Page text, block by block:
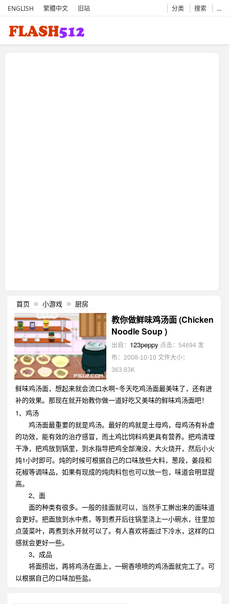
ENGLISH 繁體中文 旧站 分类 搜索 …
首页 » 小游戏 » 厨房
教你做鲜味鸡汤面 (Chicken
Noodle Soup )
出自： 123peppy 点击：54694 发
布：2008-10-10 文件大小：
363.83K
鲜味鸡汤面，想起来就会流口水啊~冬天吃鸡汤面最美味了，还有进
补的效果。那现在就开始教你做一道好吃又美味的鲜味鸡汤面吧！
1、鸡汤
鸡汤面最重要的就是鸡汤。最好的鸡就是土母鸡，母鸡汤有补虚
的功效，能有效的治疗感冒，而土鸡比饲料鸡更具有营养。把鸡清理
干净，把鸡放到锅里，到水指导把鸡全部淹没，大火烧开，然后小火
炖1小时即可。炖的时候可根据自己的口味放些大料，葱段，姜段和
花椒等调味品，如果有现成的炖肉料包也可以放一包，味道会明显提
高。
2、面
面的种类有很多。一般的挂面就可以，当然手工擀出来的面味道
会更好。把面放到水中煮，等到煮开后往锅里浇上一小碗水，往里加
点菠菜叶，再煮到水开就可以了。有人喜欢将面过下冷水，这样的口
感就会更好一些。
3、成品
将面捞出，再将鸡汤在面上，一碗香喷喷的鸡汤面就完工了。可
以根据自己的口味加些盐。